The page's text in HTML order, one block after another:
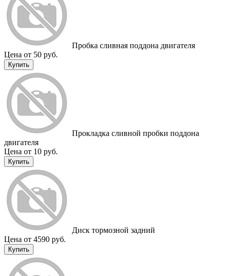
Пробка сливная поддона двигателя
Цена от 50 руб.
Купить
Прокладка сливной пробки поддона
двигателя
Цена от 10 руб.
Купить
Диск тормозной задний
Цена от 4590 руб.
Купить